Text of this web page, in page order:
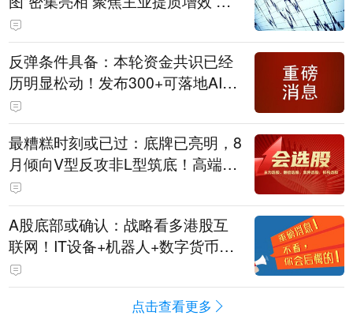
资央企向AI要动能
反弹条件具备：本轮资金共识已经
历明显松动！发布300+可落地AI应
用；跨境支付+AI智能体；密码安全
主力军
最糟糕时刻或已过：底牌已亮明，8
月倾向V型反攻非L型筑底！高端制
造与跨境电商融合；IT设备+机器人
+芯片
A股底部或确认：战略看多港股互
联网！IT设备+机器人+数字货币；
跨境支付+算力+AI智能体；跨境支
付+国资
点击查看更多